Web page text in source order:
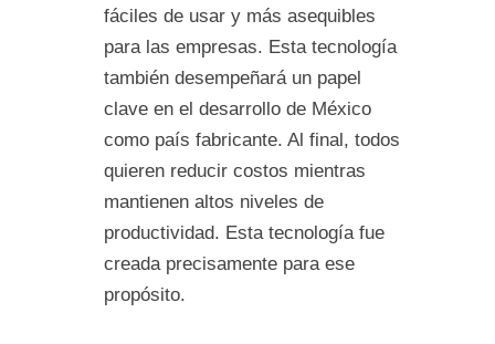
fáciles de usar y más asequibles
para las empresas. Esta tecnología
también desempeñará un papel
clave en el desarrollo de México
como país fabricante. Al final, todos
quieren reducir costos mientras
mantienen altos niveles de
productividad. Esta tecnología fue
creada precisamente para ese
propósito.